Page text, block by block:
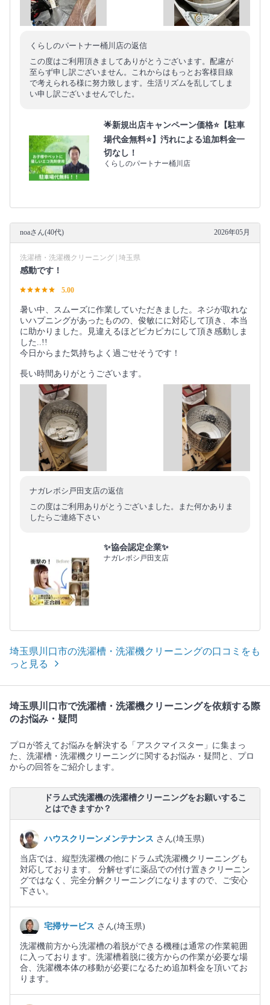
くらしのパートナー桶川店の返信
この度はご利用頂きましてありがとうございます。配慮が
至らず申し訳ございません。これからはもっとお客様目線
で考えられる様に努力致します。生活リズムを乱してしま
い申し訳ございませんでした。
🌟新規出店キャンペーン価格⭐【駐車
場代金無料⭐️】汚れによる追加料金一
切なし！
くらしのパートナー桶川店
noaさん(40代) 2026年05月
洗濯槽・洗濯機クリーニング | 埼玉県
感動です！
5.00
暑い中、スムーズに作業していただきました。ネジが取れな
いハプニングがあったものの、俊敏にに対応して頂き、本当
に助かりました。見違えるほどピカピカにして頂き感動しま
した..!!
今日からまた気持ちよく過ごせそうです！
長い時間ありがとうございます。
ナガレボシ戸田支店の返信
この度はご利用ありがとうございました。また何かありま
したらご連絡下さい
✨協会認定企業✨
ナガレボシ戸田支店
埼玉県川口市の洗濯槽・洗濯機クリーニングの口コミをも
っと見る
埼玉県川口市で洗濯槽・洗濯機クリーニングを依頼する際
のお悩み・疑問
プロが答えてお悩みを解決する「アスクマイスター」に集まっ
た、洗濯槽・洗濯機クリーニングに関するお悩み・疑問と、プロ
からの回答をご紹介します。
ドラム式洗濯機の洗濯槽クリーニングをお願いするこ
とはできますか？
ハウスクリーンメンテナンス さん(埼玉県)
当店では、縦型洗濯機の他にドラム式洗濯機クリーニングも
対応しております。 分解せずに薬品での付け置きクリーニン
グではなく、完全分解クリーニングになりますので、ご安心
下さい。
宅掃サービス さん(埼玉県)
洗濯機前方から洗濯槽の着脱ができる機種は通常の作業範囲
に入っております。洗濯槽着脱に後方からの作業が必要な場
合、洗濯機本体の移動が必要になるため追加料金を頂いてお
ります。